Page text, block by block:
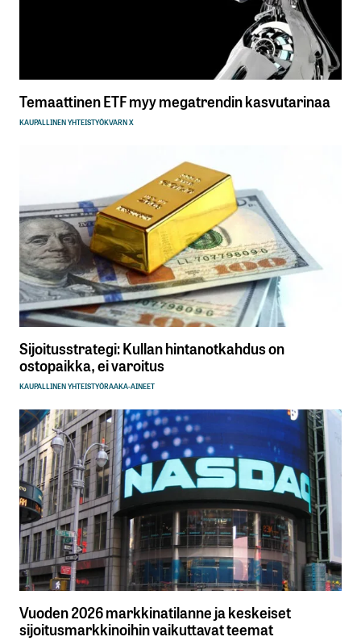
Temaattinen ETF myy megatrendin kasvutarinaa
KAUPALLINEN YHTEISTYÖKVARN X
Sijoitusstrategi: Kullan hintanotkahdus on
ostopaikka, ei varoitus
KAUPALLINEN YHTEISTYÖRAAKA-AINEET
Vuoden 2026 markkinatilanne ja keskeiset
sijoitusmarkkinoihin vaikuttavat teemat